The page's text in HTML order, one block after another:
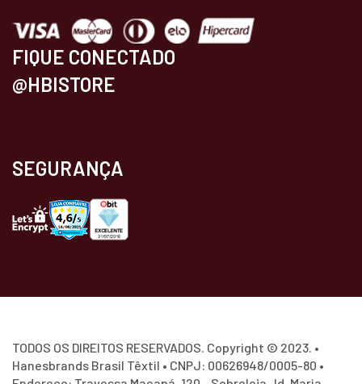
FIQUE CONECTADO
@HBISTORE
SEGURANÇA
TODOS OS DIREITOS RESERVADOS. Copyright © 2023. •
Hanesbrands Brasil Têxtil • CNPJ: 00626948/0005-80 •